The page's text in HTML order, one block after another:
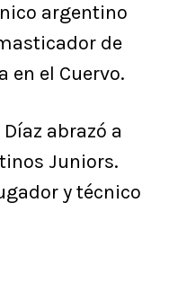
argentino
de
en el Cuervo.
abrazó a
Juniors.
y técnico